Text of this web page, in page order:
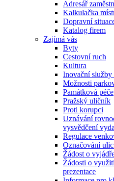
Adresář
Kalkulačka
Dopravní
Katalog firem
Zajímá vás
Byty
Cestovní ruch
Kultura
Inovační
Možnosti
Památková péče
Pražský uličník
Proti korupci
Uznávání
vysvědčení
Regulace
Označování
Žádost o
Žádosti o
prezentace